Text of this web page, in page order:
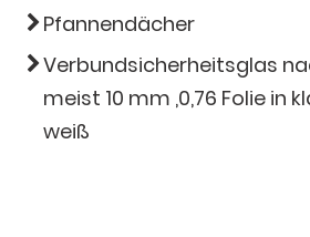
Pfannendächer
Verbundsicherheitsglas
meist 10 mm ,0,76 Folie in
weiß